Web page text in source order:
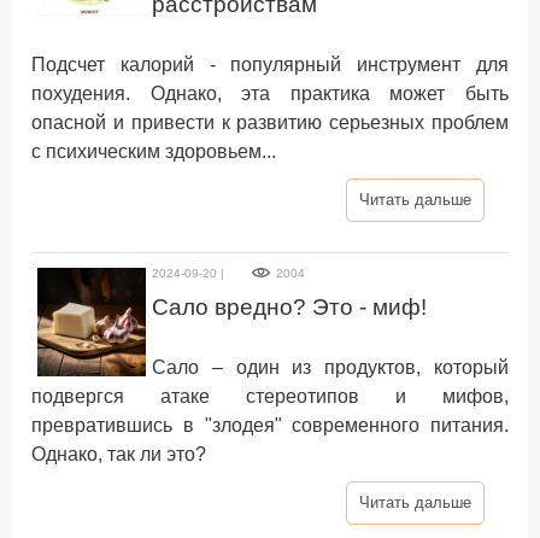
Подсчет калорий - популярный инструмент для
похудения. Однако, эта практика может быть
опасной и привести к развитию серьезных проблем
с психическим здоровьем...
Читать дальше
2024-09-20 | 2004
Сало вредно? Это - миф!
Сало – один из продуктов, который
подвергся атаке стереотипов и мифов,
превратившись в "злодея" современного питания.
Однако, так ли это?
Читать дальше